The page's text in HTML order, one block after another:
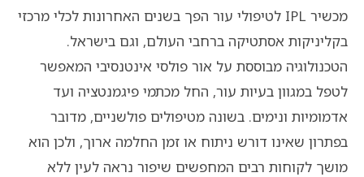
מכשיר IPL לטיפולי עור הפך בשנים האחרונות לכלי מרכזי
בקליניקות אסתטיקה ברחבי העולם, וגם בישראל.
הטכנולוגיה מבוססת על אור פולסי אינטנסיבי המאפשר
לטפל במגוון בעיות עור, החל מכתמי פיגמנטציה ועד
אדמומיות ונימים. בשונה מטיפולים פולשניים, מדובר
בפתרון שאינו דורש ניתוח או זמן החלמה ארוך, ולכן הוא
מושך לקוחות רבים המחפשים שיפור נראה לעין ללא